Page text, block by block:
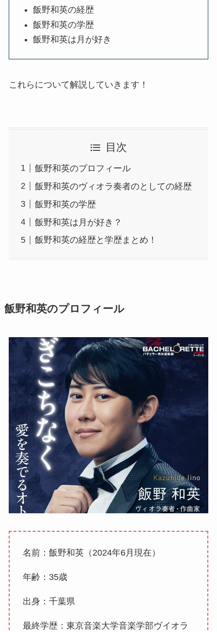
飯野和英の経歴
飯野和英の学歴
飯野和英は月が好き
これらについて解説していきます！
目次
飯野和英のプロフィール
飯野和英のヴィオラ奏者のとしての経歴
飯野和英の学歴
飯野和英は月が好き？
飯野和英の経歴と学歴まとめ！
飯野和英のプロフィール
名前：飯野和英（2024年6月現在）
年齢：35歳
出身：千葉県
最終学歴：東京音楽大学音楽学部ヴイオラ